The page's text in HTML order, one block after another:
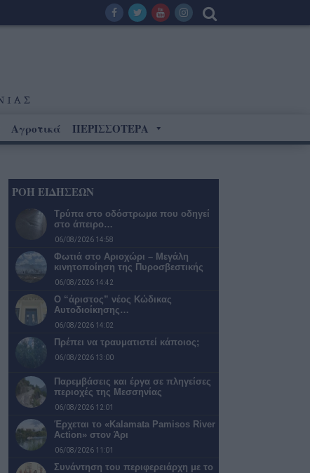
Αγροτικά ΠΕΡΙΣΣΟΤΕΡΑ
ΡΟΗ ΕΙΔΗΣΕΩΝ
Τρύπα στο οδόστρωμα που οδηγεί
στο άπειρο…
06/08/2026 14:58
Φωτιά στο Αριοχώρι – Μεγάλη
κινητοποίηση της Πυροσβεστικής
06/08/2026 14:42
Ο “άριστος” νέος Κώδικας
Αυτοδιοίκησης…
06/08/2026 14:02
Πρέπει να τραυματιστεί κάποιος;
06/08/2026 13:00
Παρεμβάσεις και έργα σε πληγείσες
περιοχές της Μεσσηνίας
06/08/2026 12:01
Έρχεται το «Kalamata Pamisos River
Action» στον Άρι
06/08/2026 11:01
Συνάντηση του περιφερειάρχη με το